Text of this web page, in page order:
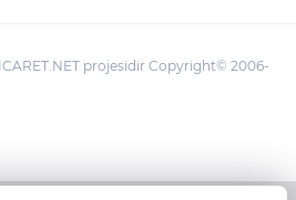
projesidir Copyright© 2006-